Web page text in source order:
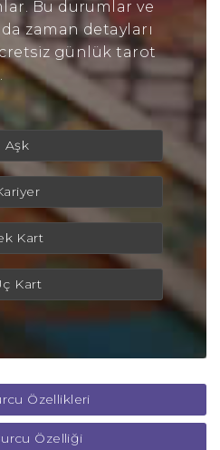
Bu durumlar ve
zaman detayları
günlük tarot
Aşk
Kart
Kart
Özellikleri
Özelliği